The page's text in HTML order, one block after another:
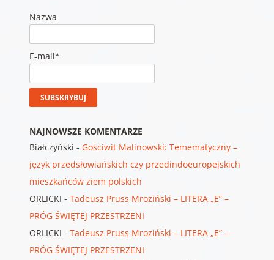
Nazwa
E-mail*
NAJNOWSZE KOMENTARZE
Białczyński - Gościwit Malinowski: Temematyczny –
język przedsłowiańskich czy przedindoeuropejskich
mieszkańców ziem polskich
ORLICKI - Tadeusz Pruss Mroziński – LITERA „E” –
PRÓG ŚWIĘTEJ PRZESTRZENI
ORLICKI - Tadeusz Pruss Mroziński – LITERA „E” –
PRÓG ŚWIĘTEJ PRZESTRZENI